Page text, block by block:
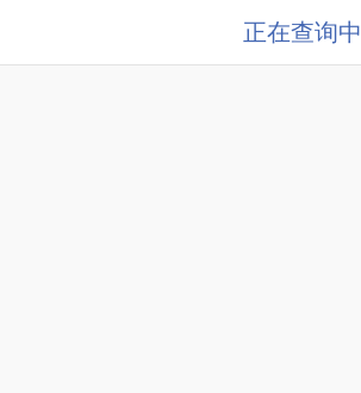
正在查询中